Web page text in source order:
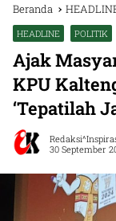
Beranda
HEADLINE POLITIK
Ajak
KPU
‘Tepatilah
30 September